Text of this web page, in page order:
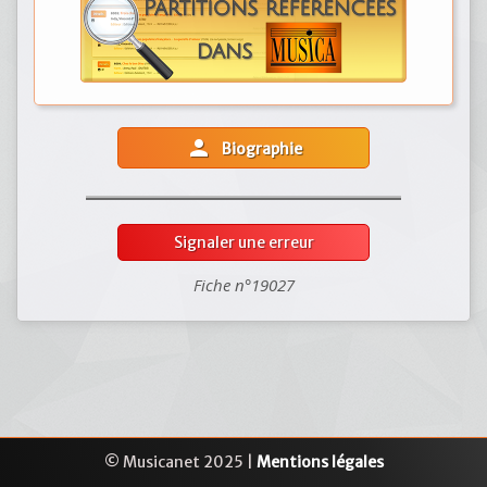
person Biographie
Signaler une erreur
Fiche n°19027
© Musicanet 2025 | Mentions légales